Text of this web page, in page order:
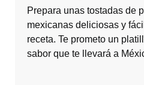
Prepara unas tostadas de
mexicanas deliciosas y
receta. Te prometo un
sabor que te llevará a